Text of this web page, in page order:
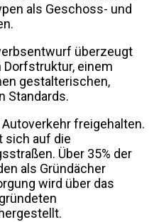
als Geschoss- und
überzeugt
einem
gestalterischen,
Standards.
freigehalten.
sich auf die
Über 35% der
als Gründächer
wird über das